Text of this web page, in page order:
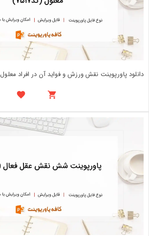
دانلود پاورپوینت نقش ورزش و فواید آن در افراد معلول